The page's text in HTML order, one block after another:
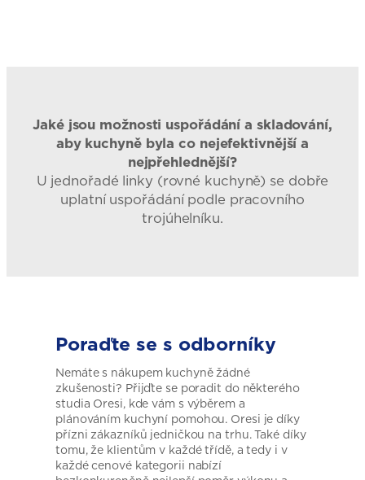
Jaké jsou možnosti uspořádání a skladování,
aby kuchyně byla co nejefektivnější a
nejpřehlednější?
U jednořadé linky (rovné kuchyně) se dobře
uplatní uspořádání podle pracovního
trojúhelníku.
Poraďte se s odborníky
Nemáte s nákupem kuchyně žádné
zkušenosti? Přijďte se poradit do některého
studia Oresi, kde vám s výběrem a
plánováním kuchyní pomohou. Oresi je díky
přízni zákazníků jedničkou na trhu. Také díky
tomu, že klientům v každé třídě, a tedy i v
každé cenové kategorii nabízí